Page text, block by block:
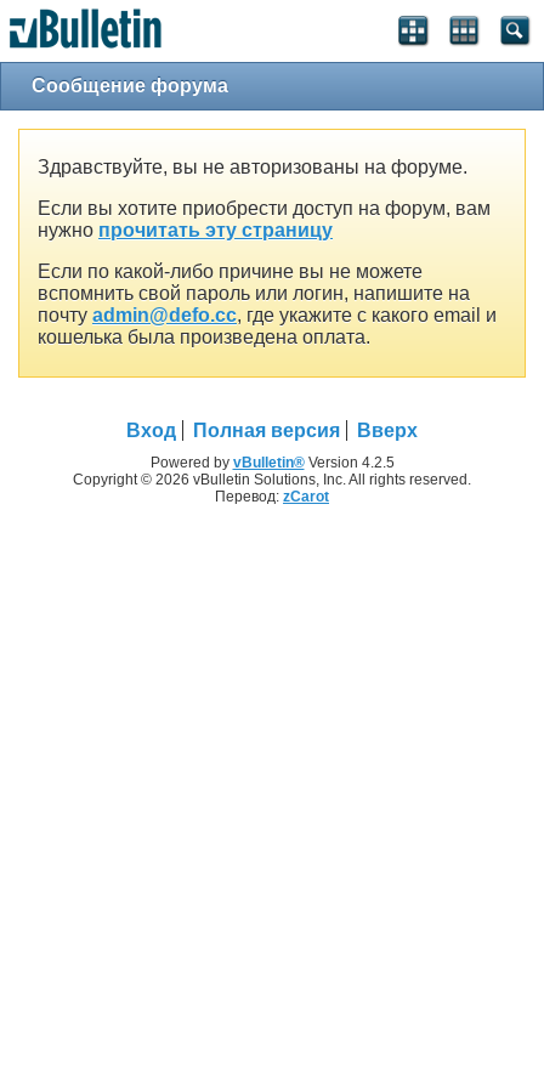
Сообщение форума
Здравствуйте, вы не авторизованы на форуме.
Если вы хотите приобрести доступ на форум, вам
нужно прочитать эту страницу
Если по какой-либо причине вы не можете
вспомнить свой пароль или логин, напишите на
почту admin@defo.cc, где укажите с какого email и
кошелька была произведена оплата.
Вход Полная версия Вверх
Powered by vBulletin®Version 4.2.5
Copyright © 2026 vBulletin Solutions, Inc. All rights reserved.
Перевод: zCarot